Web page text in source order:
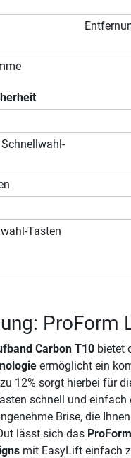
Tasten
ProForm
Carbon T10bietet
ermöglicht ein
12% sorgt hierbei für
schnell und
Brise, die
lässt sich das
mit EasyLift einfach